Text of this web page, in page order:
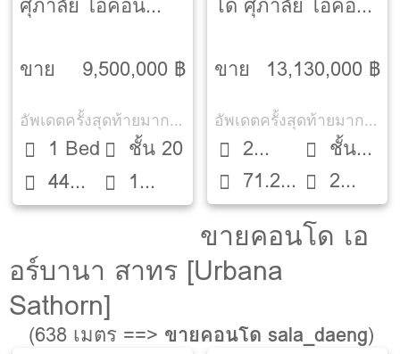
ICON Sathorn]
ขาย 9,500,000 ฿
อัพเดตครั้งสุดท้ายมากกว่า 30 วัน
1 Bed
44
ตรม.
ชั้น 20
1
ห้องน้ำ
ICON Sathorn]
ขาย 13,130,000 ฿
อัพเดตครั้งสุดท้ายมากกว่า 30 วัน
2
Beds71.2
ตรม.
ชั้น
14 2
ห้องน้ำ
ขายคอนโด เอ
อร์บานา สาทร [Urbana
Sathorn]
(638 เมตร ==> ขายคอนโด sala_daeng)